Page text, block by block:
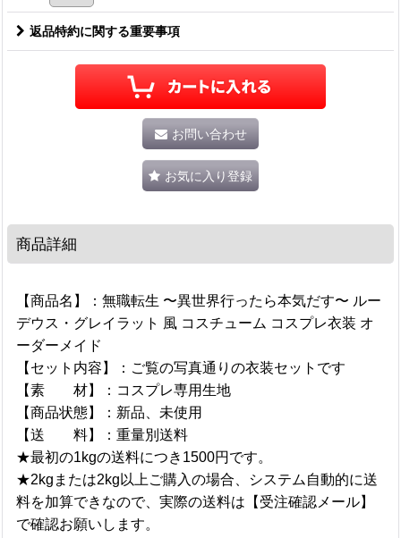
返品特約に関する重要事項
お問い合わせ
お気に入り登録
商品詳細
【商品名】：無職転生 〜異世界行ったら本気だす〜 ルー
デウス・グレイラット 風 コスチューム コスプレ衣装 オ
ーダーメイド
【セット内容】：ご覧の写真通りの衣装セットです
【素 材】：コスプレ専用生地
【商品状態】：新品、未使用
【送 料】：重量別送料
★最初の1kgの送料につき1500円です。
★2kgまたは2kg以上ご購入の場合、システム自動的に送
料を加算できなので、実際の送料は【受注確認メール】
で確認お願いします。